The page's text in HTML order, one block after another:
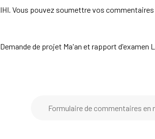
Vous pouvez soumettre vos
Demande de projet Ma'an et rapport d'examen
Formulaire de commentaires en